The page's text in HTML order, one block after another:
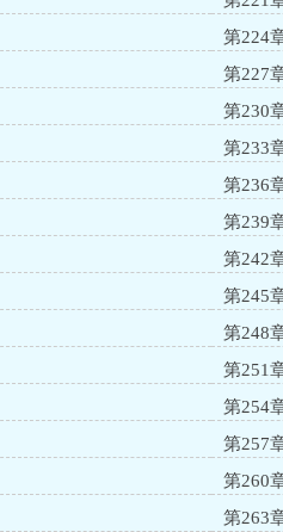
第224
第227
第230
第233
第236
第239
第242
第245
第248
第251
第254
第257
第260
第263